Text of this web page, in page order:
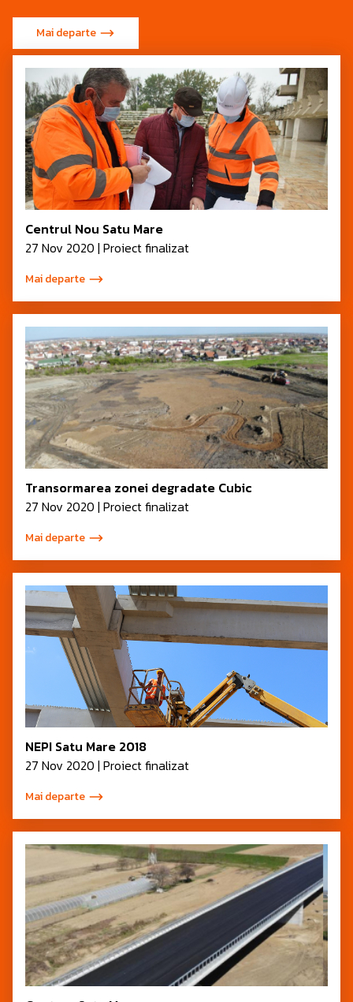
Mai departe
Centrul Nou Satu Mare
27 Nov 2020 | Proiect finalizat
Mai departe
Transormarea zonei degradate Cubic
27 Nov 2020 | Proiect finalizat
Mai departe
NEPI Satu Mare 2018
27 Nov 2020 | Proiect finalizat
Mai departe